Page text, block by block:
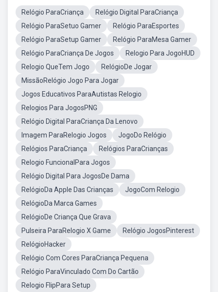
Relógio ParaCriança
Relógio Digital ParaCriança
Relógio ParaSetuo Gamer
Relógio ParaEsportes
Relógio ParaSetup Gamer
Relógio ParaMesa Gamer
Relógio ParaCriança De Jogos
Relogio Para JogoHUD
Relogio QueTem Jogo
RelógioDe Jogar
MissãoRelógio Jogo Para Jogar
Jogos Educativos ParaAutistas Relogio
Relogios Para JogosPNG
Relógio Digital ParaCriança Da Lenovo
Imagem ParaRelogio Jogos
JogoDo Relógio
Relógios ParaCriança
Relógios ParaCrianças
Relogio FuncionalPara Jogos
Relógio Digital Para JogosDe Dama
RelógioDa Apple Das Crianças
JogoCom Relogio
RelógioDa Marca Games
RelógioDe Criança Que Grava
Pulseira ParaRelogio X Game
Relógio JogosPinterest
RelógioHacker
Relógio Com Cores ParaCriança Pequena
Relógio ParaVinculado Com Do Cartão
Relogio FlipPara Setup